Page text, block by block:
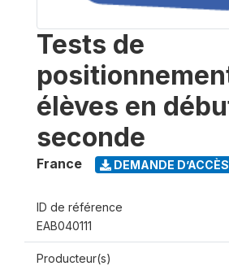
Tests de
élèves en
seconde
France DEMANDE
ID de référence
EAB040111
Producteur(s)